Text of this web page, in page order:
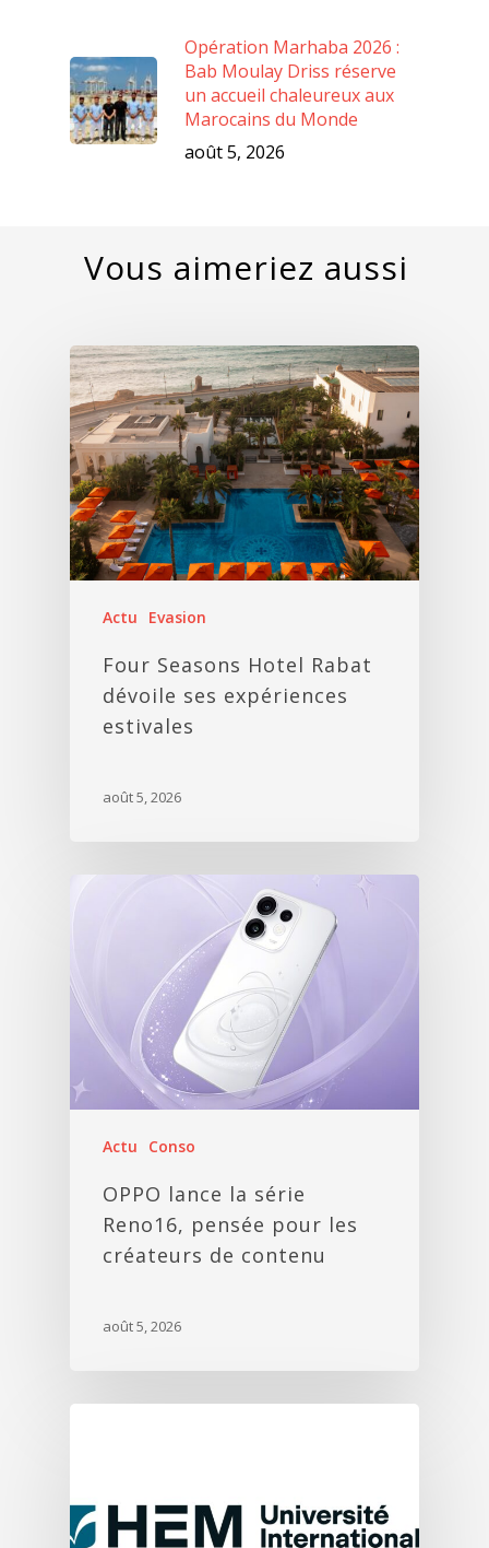
Opération Marhaba 2026 :
Bab Moulay Driss réserve
un accueil chaleureux aux
Marocains du Monde
août 5, 2026
Actu Evasion
Four Seasons Hotel Rabat
dévoile ses expériences
estivales
août 5, 2026
Actu Conso
OPPO lance la série
Reno16, pensée pour les
créateurs de contenu
août 5, 2026